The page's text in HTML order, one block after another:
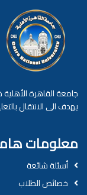
جامعة القاهرة
يهدف الى الانتقال
معلومات
أسئلة شائعة
خصائص الطلاب